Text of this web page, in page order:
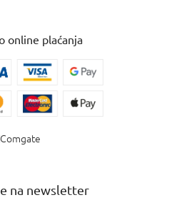
online plaćanja
na newsletter